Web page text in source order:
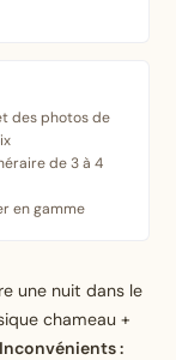
des photos de
de 3 à 4
en gamme
une nuit dans le
chameau +
Inconvénients :